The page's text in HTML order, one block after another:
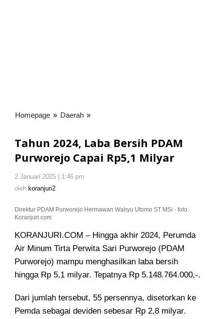
Homepage » Daerah »
Bersih
PDAM
Tahun 2024, Laba Bersih PDAM
Purworejo Capai Rp5,1 Milyar
2 Januari 2025 | 1:46 pm
oleh koranjuri2
Direktur PDAM Purworejo Hermawan Wahyu Utomo ST MSi - foto:
Koranjuri.com
KORANJURI.COM – Hingga akhir 2024, Perumda
Air Minum Tirta Perwita Sari Purworejo (PDAM
Purworejo) mampu menghasilkan laba bersih
hingga Rp 5,1 milyar. Tepatnya Rp 5.148.764.000,-.
Dari jumlah tersebut, 55 persennya, disetorkan ke
Pemda sebagai deviden sebesar Rp 2,8 milyar.